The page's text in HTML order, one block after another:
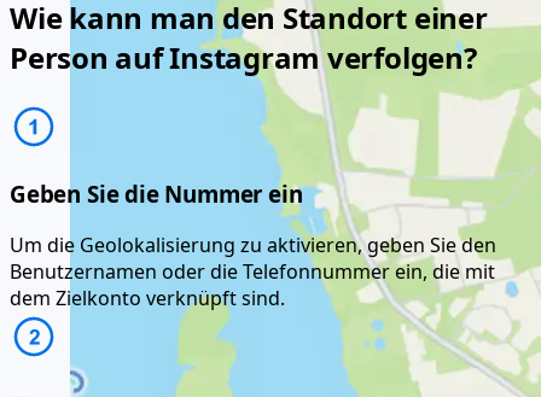
Wie kann man den Standort einer
Person auf Instagram verfolgen?
Geben Sie die Nummer ein
Um die Geolokalisierung zu aktivieren, geben Sie den
Benutzernamen oder die Telefonnummer ein, die mit
dem Zielkonto verknüpft sind.